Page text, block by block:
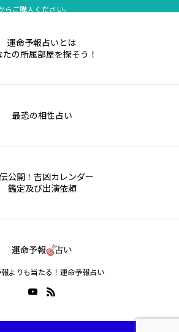
らご購入ください。
運命予報占いとは
たの所属部屋を探そう！
最恐の相性占い
公開！吉凶カレンダー
鑑定及び出演依頼
よりも当たる！運命予報占い